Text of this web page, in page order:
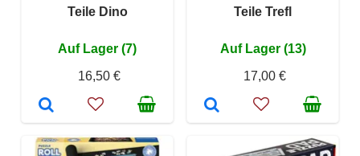
Teile Dino
Auf Lager (7)
16,50 €
Teile Trefl
Auf Lager (13)
17,00 €